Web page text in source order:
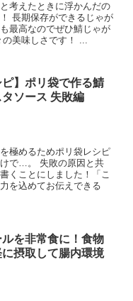
考えたときに浮かんだの
長期保存ができるじゃが
最高なのでぜひ鯖じゃが
美味しさです！ ...
ピ】ポリ袋で作る鯖
タソース 失敗編
極めるためポリ袋レシピ
で…。 失敗の原因と共
くことにしました！「こ
を込めてお伝えできる
を非常食に！食物
摂取して腸内環境